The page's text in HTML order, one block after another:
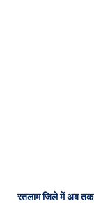
रतलाम जिले में अब तक